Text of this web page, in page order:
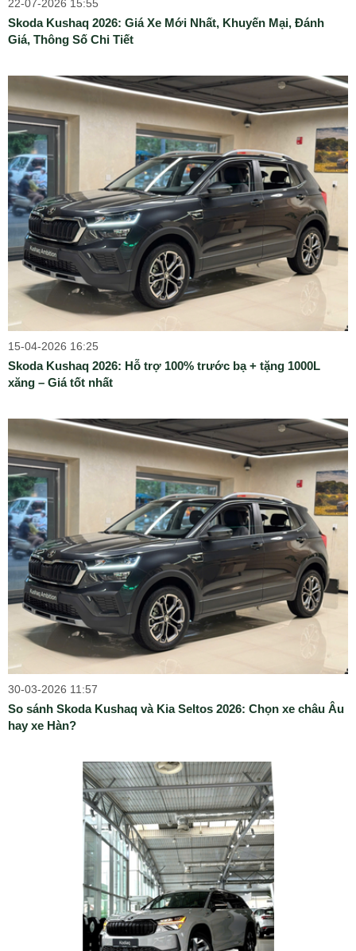
22-07-2026 15:55
Skoda Kushaq 2026: Giá Xe Mới Nhất, Khuyến Mại, Đánh
Giá, Thông Số Chi Tiết
15-04-2026 16:25
Skoda Kushaq 2026: Hỗ trợ 100% trước bạ + tặng 1000L
xăng – Giá tốt nhất
30-03-2026 11:57
So sánh Skoda Kushaq và Kia Seltos 2026: Chọn xe châu Âu
hay xe Hàn?